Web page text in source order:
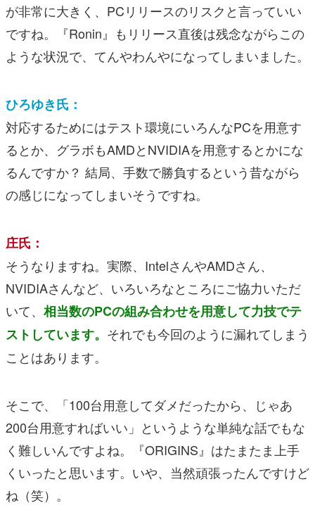
が非常に大きく、PCリリースのリスクと言っていい
ですね。『Ronin』もリリース直後は残念ながらこの
ような状況で、てんやわんやになってしまいました。
ひろゆき氏：
対応するためにはテスト環境にいろんなPCを用意す
るとか、グラボもAMDとNVIDIAを用意するとかにな
るんですか？ 結局、手数で勝負するという昔ながら
の感じになってしまいそうですね。
庄氏：
そうなりますね。実際、IntelさんやAMDさん、
NVIDIAさんなど、いろいろなところにご協力いただ
いて、 相当数のPCの組み合わせを用意して力技でテ
ストしています。 それでも今回のように漏れてしまう
ことはあります。
そこで、「100台用意してダメだったから、じゃあ
200台用意すればいい」というような単純な話でもな
く難しいんですよね。『ORIGINS』はたまたま上手
くいったと思います。いや、当然頑張ったんですけど
ね（笑）。